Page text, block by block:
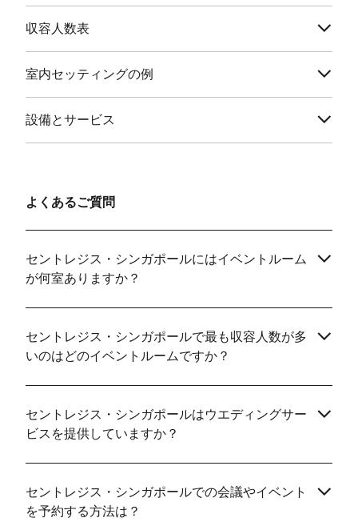
収容人数表
室内セッティングの例
設備とサービス
よくあるご質問
セントレジス・シンガポールにはイベントルーム
が何室ありますか？
セントレジス・シンガポールで最も収容人数が多
いのはどのイベントルームですか？
セントレジス・シンガポールはウエディングサー
ビスを提供していますか？
セントレジス・シンガポールでの会議やイベント
を予約する方法は？